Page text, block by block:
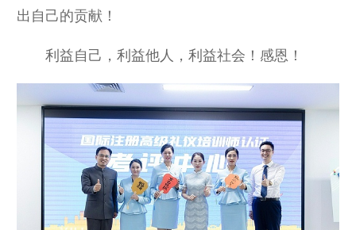
出自己的贡献！
利益自己，利益他人，利益社会！感恩！